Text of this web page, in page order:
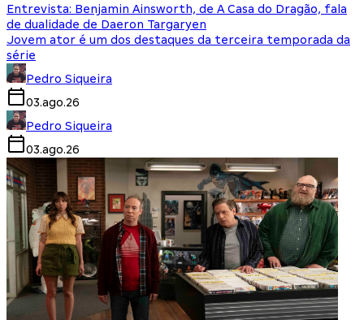
Entrevista: Benjamin Ainsworth, de A Casa do Dragão, fala
de dualidade de Daeron Targaryen
Jovem ator é um dos destaques da terceira temporada da
série
Pedro Siqueira
03.ago.26
Pedro Siqueira
03.ago.26